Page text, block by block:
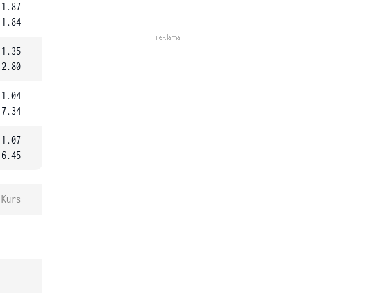
1.87
1.84
1.35
2.80
1.04
7.34
1.07
6.45
Kurs